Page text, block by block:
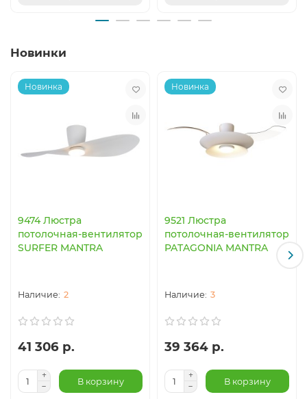
Новинки
Новинка
9474 Люстра
потолочная-вентилятор
SURFER MANTRA
2
41 306 р.
В корзину
Новинка
9521 Люстра
потолочная-вентилятор
PATAGONIA MANTRA
3
39 364 р.
В корзину